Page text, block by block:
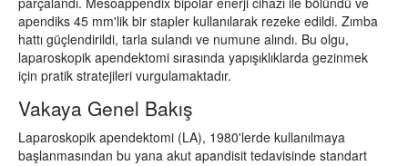
apendiks 45 mm'lik bir stapler kullanılarak rezeke edildi. Zımba
hattı güçlendirildi, tarla sulandı ve numune alındı. Bu olgu,
laparoskopik apendektomi sırasında yapışıklıklarda gezinmek
için pratik stratejileri vurgulamaktadır.
Vakaya Genel Bakış
Laparoskopik apendektomi (LA), 1980'lerde kullanılmaya
başlanmasından bu yana akut apandisit tedavisinde standart